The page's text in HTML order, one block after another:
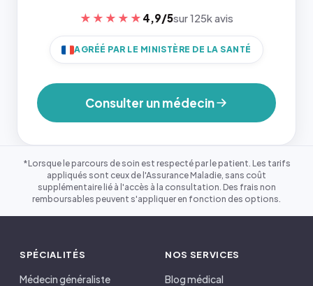
★★★★★ 4,9/5sur 125k avis
AGRÉÉ PAR LE MINISTÈRE DE LA SANTÉ
Consulter un médecin
*Lorsque le parcours de soin est respecté par le patient. Les tarifs
appliqués sont ceux de l'Assurance Maladie, sans coût
supplémentaire lié à l'accès à la consultation. Des frais non
remboursables peuvent s'appliquer en fonction des options.
SPÉCIALITÉS
Médecin généraliste
NOS SERVICES
Blog médical